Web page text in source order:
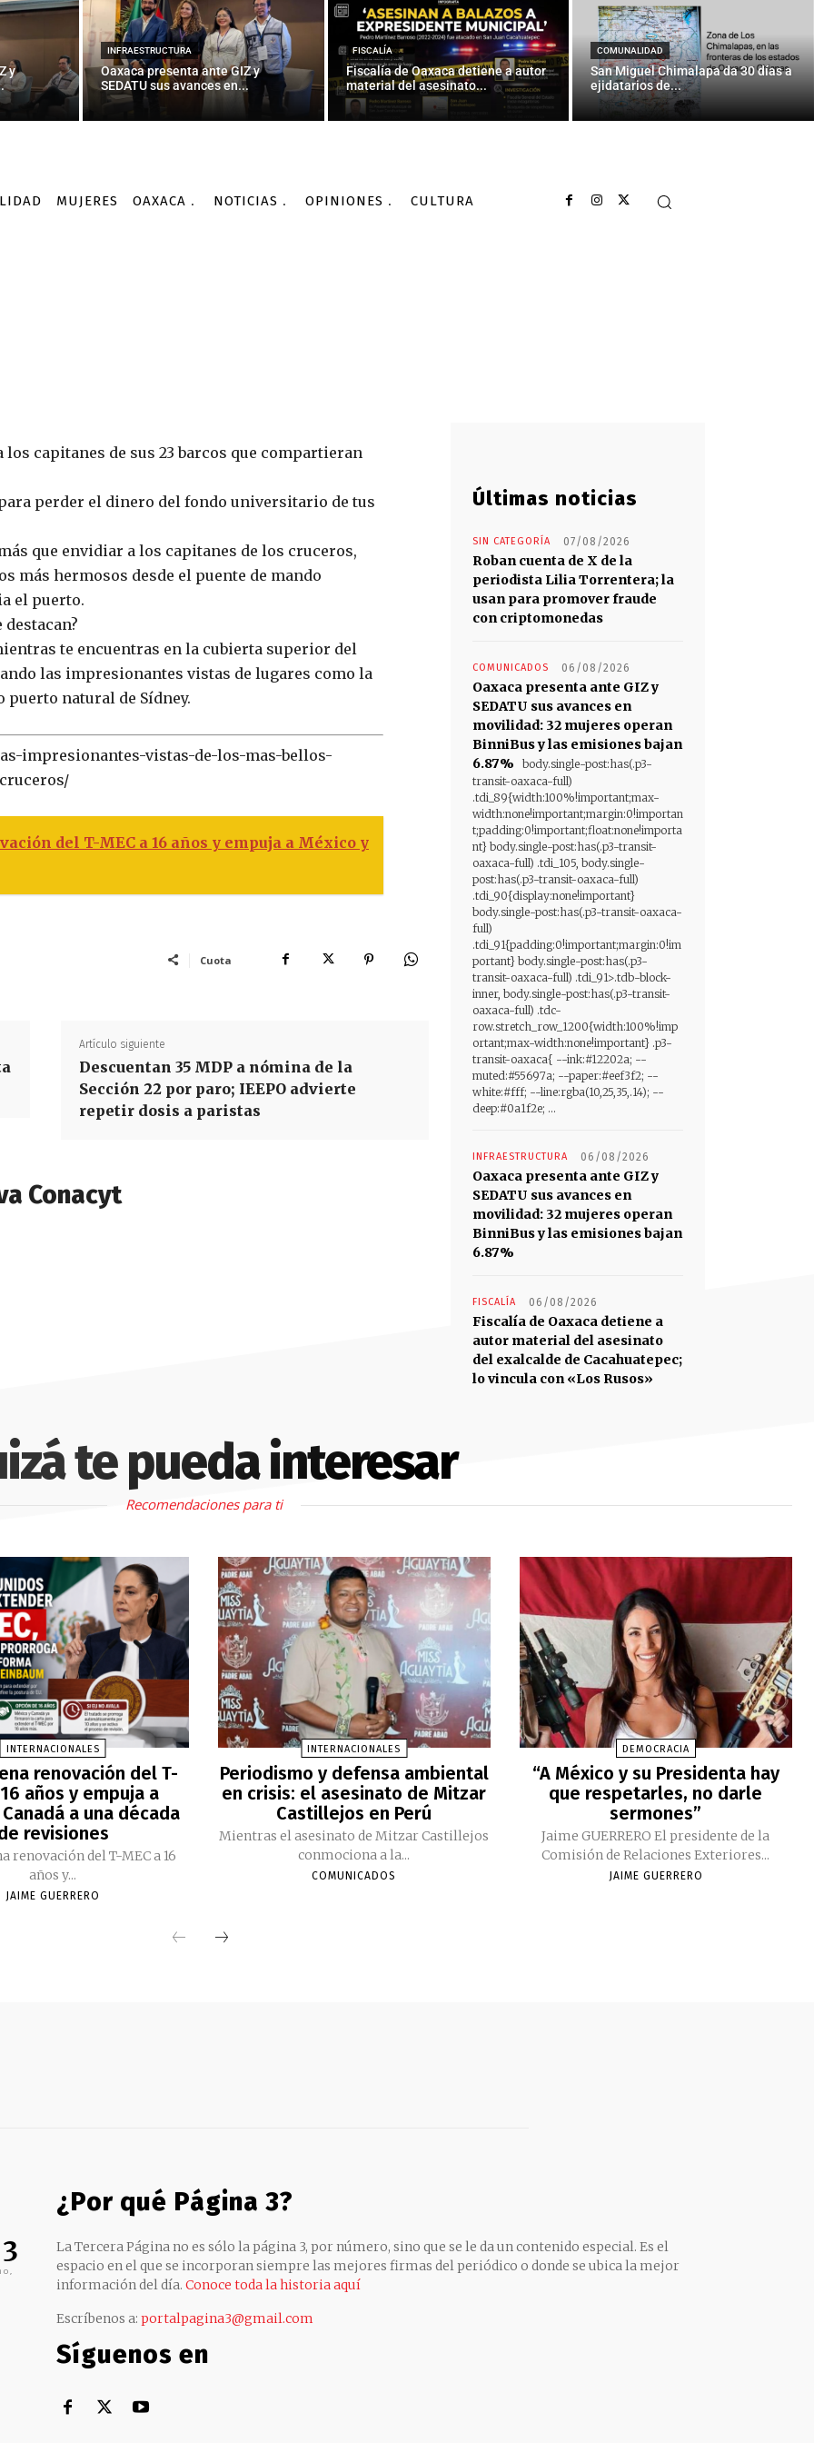
y
INFRAESTRUCTURA
Oaxaca presenta ante GIZ y
SEDATU sus avances en...
FISCALÍA
Fiscalía de Oaxaca detiene a autor
material del asesinato...
COMUNALIDAD
San Miguel Chimalapa da 30 días a
ejidatarios de...
MUJERES OAXACA NOTICIAS OPINIONES CULTURA
cortesía de capitanes de cruceros
Por AGENCIA INFORMATIVA CONACYT - 12/10/2015
capitanes de sus 23 barcos que compartieran
perder el dinero del fondo universitario de tus
que envidiar a los capitanes de los cruceros,
más hermosos desde el puente de mando
el puerto.
te encuentras en la cubierta superior del
las impresionantes vistas de lugares como la
puerto natural de Sídney.
impresionantes-vistas-de-los-mas-bellos-
del T-MEC a 16 años y empuja a México y
Cuota
Artículo siguiente
Descuentan 35 MDP a nómina de la
Sección 22 por paro; IEEPO advierte
repetir dosis a paristas
Conacyt
Últimas noticias
SIN CATEGORÍA 07/08/2026
Roban cuenta de X de la
periodista Lilia Torrentera; la
usan para promover fraude
con criptomonedas
COMUNICADOS 06/08/2026
Oaxaca presenta ante GIZ y
SEDATU sus avances en
movilidad: 32 mujeres operan
BinniBus y las emisiones bajan
6.87%
body.single-post:has(.p3-
transit-oaxaca-full)
.tdi_89{width:100%!important;max-
width:none!important;margin:0!importan
t;padding:0!important;float:none!importa
nt} body.single-post:has(.p3-transit-
oaxaca-full) .tdi_105, body.single-
post:has(.p3-transit-oaxaca-full)
.tdi_90{display:none!important}
body.single-post:has(.p3-transit-oaxaca-
full)
.tdi_91{padding:0!important;margin:0!im
portant} body.single-post:has(.p3-
transit-oaxaca-full) .tdi_91>.tdb-block-
inner, body.single-post:has(.p3-transit-
oaxaca-full) .tdc-
row.stretch_row_1200{width:100%!imp
ortant;max-width:none!important} .p3-
transit-oaxaca{ --ink:#12202a; --
muted:#55697a; --paper:#eef3f2; --
white:#fff; --line:rgba(10,25,35,.14); --
deep:#0a1f2e; ...
INFRAESTRUCTURA 06/08/2026
Oaxaca presenta ante GIZ y
SEDATU sus avances en
movilidad: 32 mujeres operan
BinniBus y las emisiones bajan
6.87%
FISCALÍA 06/08/2026
Fiscalía de Oaxaca detiene a
autor material del asesinato
del exalcalde de Cacahuatepec;
lo vincula con «Los Rusos»
te pueda interesar
Recomendaciones para ti
INTERNACIONALES
renovación del T-
16 años y empuja a
a una década
revisiones
renovación del T-MEC a 16
años y...
JAIME GUERRERO
INTERNACIONALES
Periodismo y defensa ambiental
en crisis: el asesinato de Mitzar
Castillejos en Perú
Mientras el asesinato de Mitzar Castillejos
conmociona a la...
COMUNICADOS
DEMOCRACIA
“A México y su Presidenta hay
que respetarles, no darle
sermones”
Jaime GUERRERO El presidente de la
Comisión de Relaciones Exteriores...
JAIME GUERRERO
¿Por qué Página 3?
La Tercera Página no es sólo la página 3, por número, sino que se le da un contenido especial. Es el
espacio en el que se incorporan siempre las mejores firmas del periódico o donde se ubica la mejor
información del día. Conoce toda la historia aquí
Escríbenos a: portalpagina3@gmail.com
Síguenos en